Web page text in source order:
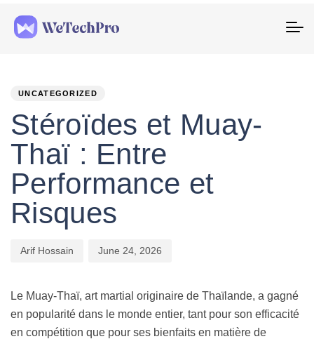
UNCATEGORIZED
Stéroïdes et Muay-
Thaï : Entre
Performance et
Risques
Arif Hossain June 24, 2026
Le Muay-Thaï, art martial originaire de Thaïlande, a gagné
en popularité dans le monde entier, tant pour son efficacité
en compétition que pour ses bienfaits en matière de